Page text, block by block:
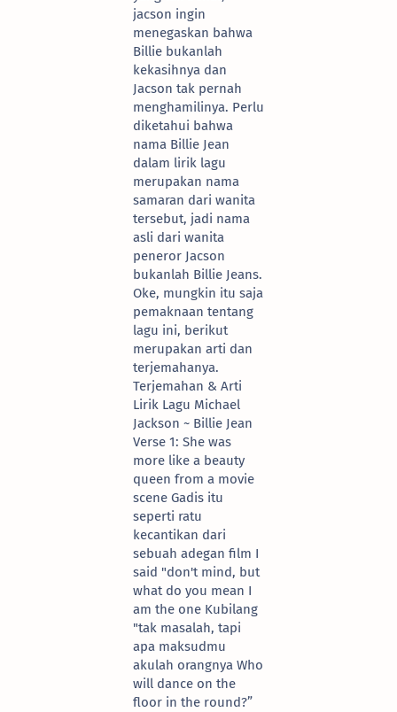
jacson ingin
menegaskan bahwa
Billie bukanlah
kekasihnya dan
Jacson tak pernah
menghamilinya. Perlu
diketahui bahwa
nama Billie Jean
dalam lirik lagu
merupakan nama
samaran dari wanita
tersebut, jadi nama
asli dari wanita
peneror Jacson
bukanlah Billie Jeans.
Oke, mungkin itu saja
pemaknaan tentang
lagu ini, berikut
merupakan arti dan
terjemahanya.
Terjemahan & Arti
Lirik Lagu Michael
Jackson ~ Billie Jean
Verse 1: She was
more like a beauty
queen from a movie
scene Gadis itu
seperti ratu
kecantikan dari
sebuah adegan film I
said "don't mind, but
what do you mean I
am the one Kubilang
"tak masalah, tapi
apa maksudmu
akulah orangnya Who
will dance on the
floor in the round?”